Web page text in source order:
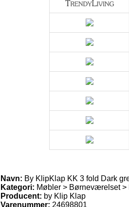
Navn: By KlipKlap KK 3 fold Dark
Kategori: Møbler > Børneværelset >
Producent: by Klip Klap
Varenummer: 24698801